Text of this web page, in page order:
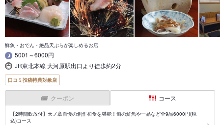
鮮魚・おでん・絶品天ぷらが楽しめるお店
5001～6000円
JR東北本線 大河原駅出口より徒歩約2分
口コミ投稿特典対象店
クーポン コース
【2時間飲放付】天ノ章自慢の創作和食を堪能！旬の鮮魚や一品など全9品6000円(税
込)コース